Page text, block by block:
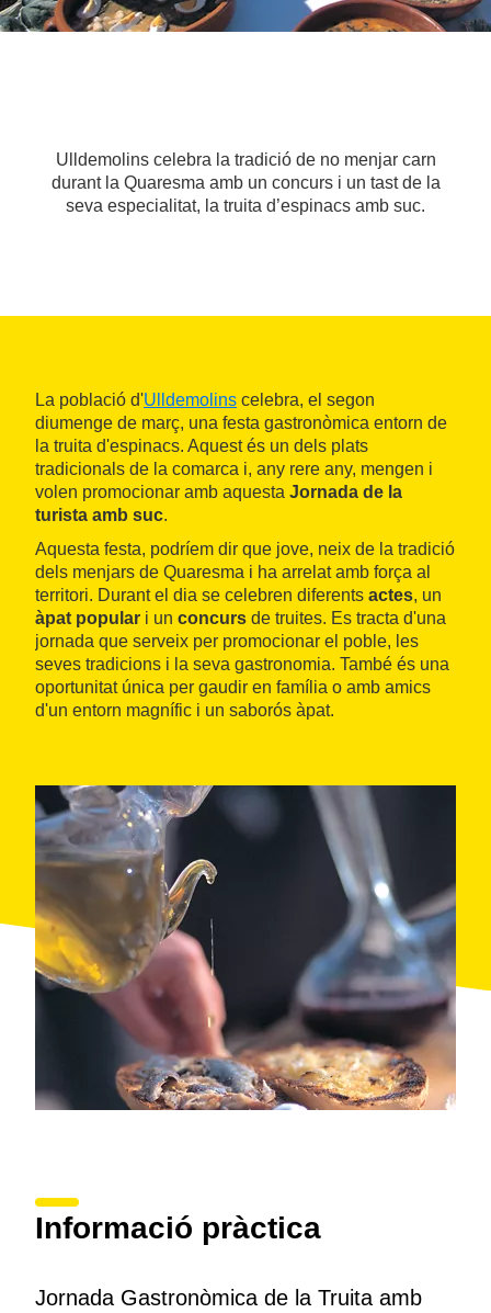
Ulldemolins celebra la tradició de no menjar carn
durant la Quaresma amb un concurs i un tast de la
seva especialitat, la truita d’espinacs amb suc.
La població d'Ulldemolins celebra, el segon
diumenge de març, una festa gastronòmica entorn de
la truita d'espinacs. Aquest és un dels plats
tradicionals de la comarca i, any rere any, mengen i
volen promocionar amb aquesta Jornada de la
turista amb suc.
Aquesta festa, podríem dir que jove, neix de la tradició
dels menjars de Quaresma i ha arrelat amb força al
territori. Durant el dia se celebren diferents actes, un
àpat popular i un concurs de truites. Es tracta d'una
jornada que serveix per promocionar el poble, les
seves tradicions i la seva gastronomia. També és una
oportunitat única per gaudir en família o amb amics
d'un entorn magnífic i un saborós àpat.
Informació pràctica
Jornada Gastronòmica de la Truita amb